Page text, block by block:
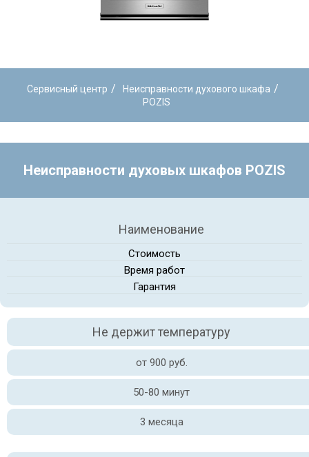
Сервисный центр / Неисправности духового шкафа /
POZIS
Неисправности духовых шкафов POZIS
Наименование
Стоимость
Время работ
Гарантия
Не держит температуру
от 900 руб.
50-80 минут
3 месяца